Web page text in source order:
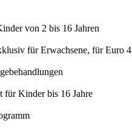
von 2 bis 16 Jahren
für Erwachsene, für Euro
für Kinder bis 16 Jahre